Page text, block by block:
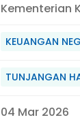
Kementerian
KEUANGAN
TUNJANGAN
04 Mar 2026